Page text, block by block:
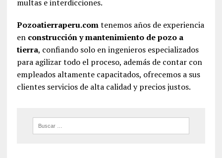
multas e interdicciones.
Pozoatierraperu.comtenemos años de experiencia
en construcción y mantenimiento de pozo a
tierra, confiando solo en ingenieros especializados
para agilizar todo el proceso, además de contar con
empleados altamente capacitados, ofrecemos a sus
clientes servicios de alta calidad y precios justos.